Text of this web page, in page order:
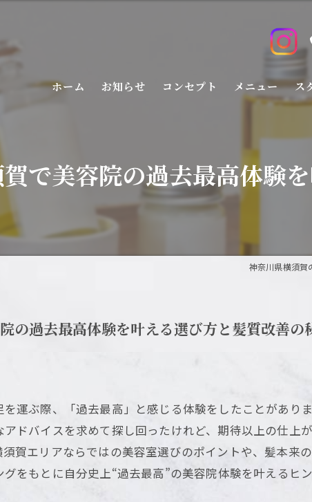
ホーム お知らせ コンセプト メニュー ス
で美容院の過去最高体験
神奈川県横須賀
の過去最高体験を叶える選び方と髪質改善の
運ぶ際、「過去最高」と感じる体験をしたことがあり
ドバイスを求めて探し回ったけれど、期待以上の仕
賀エリアならではの美容室選びのポイントや、髪本来
をもとに自分史上“過去最高”の美容院体験を叶えるヒ